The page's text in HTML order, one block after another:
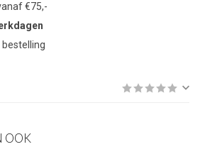
€75,-
bestelling
OOK